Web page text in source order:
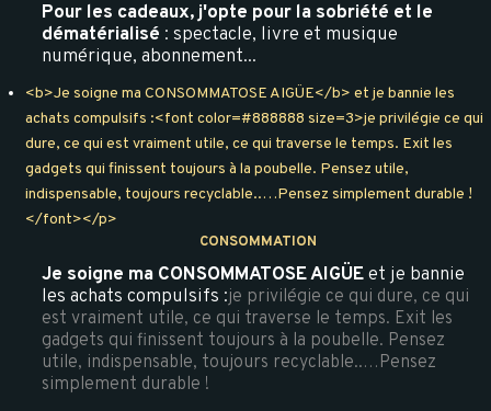
Pour les cadeaux, j'opte pour la sobriété et le
dématérialisé : spectacle, livre et musique
numérique, abonnement...
<b>Je soigne ma CONSOMMATOSE AIGÜE</b> et je bannie les
achats compulsifs :<font color=#888888 size=3>je privilégie ce qui
dure, ce qui est vraiment utile, ce qui traverse le temps. Exit les
gadgets qui finissent toujours à la poubelle. Pensez utile,
indispensable, toujours recyclable..…Pensez simplement durable !
</font></p>
CONSOMMATION
Je soigne ma CONSOMMATOSE AIGÜEet je bannie
les achats compulsifs :je privilégie ce qui dure, ce qui
est vraiment utile, ce qui traverse le temps. Exit les
gadgets qui finissent toujours à la poubelle. Pensez
utile, indispensable, toujours recyclable..…Pensez
simplement durable !